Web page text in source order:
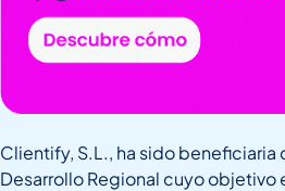
Clientify, S.L., ha sido beneficiaria
Desarrollo Regional cuyo objetivo